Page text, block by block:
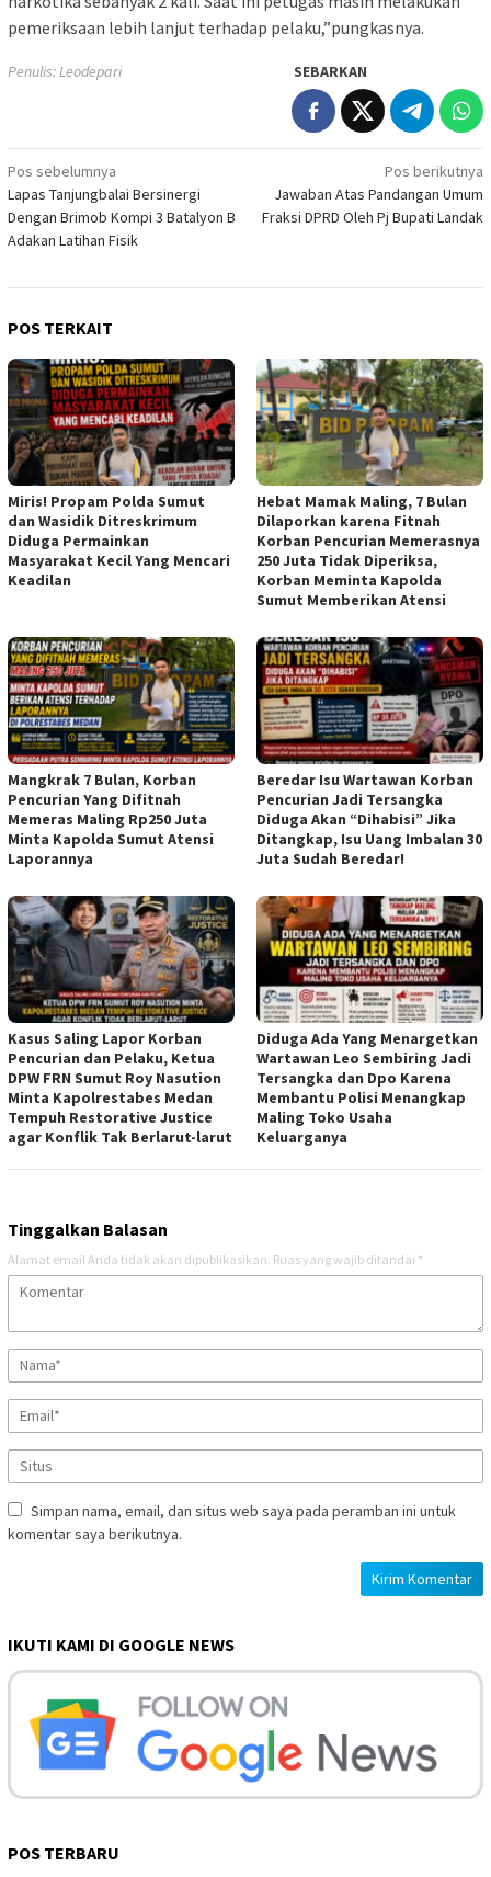
pemeriksaan lebih lanjut terhadap pelaku,”pungkasnya.
Penulis: Leodepari SEBARKAN
Navigasi
pos
Pos sebelumnya
Lapas Tanjungbalai Bersinergi
Dengan Brimob Kompi 3 Batalyon B
Adakan Latihan Fisik
Pos berikutnya
Jawaban Atas Pandangan Umum
Fraksi DPRD Oleh Pj Bupati Landak
POS TERKAIT
Miris! Propam Polda Sumut
dan Wasidik Ditreskrimum
Diduga Permainkan
Masyarakat Kecil Yang Mencari
Keadilan
Hebat Mamak Maling, 7 Bulan
Dilaporkan karena Fitnah
Korban Pencurian Memerasnya
250 Juta Tidak Diperiksa,
Korban Meminta Kapolda
Sumut Memberikan Atensi
Mangkrak 7 Bulan, Korban
Pencurian Yang Difitnah
Memeras Maling Rp250 Juta
Minta Kapolda Sumut Atensi
Laporannya
Beredar Isu Wartawan Korban
Pencurian Jadi Tersangka
Diduga Akan “Dihabisi” Jika
Ditangkap, Isu Uang Imbalan 30
Juta Sudah Beredar!
Kasus Saling Lapor Korban
Pencurian dan Pelaku, Ketua
DPW FRN Sumut Roy Nasution
Minta Kapolrestabes Medan
Tempuh Restorative Justice
agar Konflik Tak Berlarut-larut
Diduga Ada Yang Menargetkan
Wartawan Leo Sembiring Jadi
Tersangka dan Dpo Karena
Membantu Polisi Menangkap
Maling Toko Usaha
Keluarganya
Tinggalkan Balasan
Alamat email Anda tidak akan dipublikasikan. Ruas yang wajib ditandai *
Simpan nama, email, dan situs web saya pada peramban ini untuk
komentar saya berikutnya.
IKUTI KAMI DI GOOGLE NEWS
POS TERBARU